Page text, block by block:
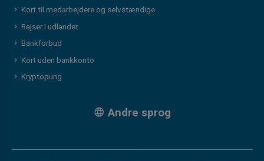
Kort til medarbejdere og selvstændige
Rejser i udlandet
Bankforbud
Kort uden bankkonto
Kryptopung
Andre sprog